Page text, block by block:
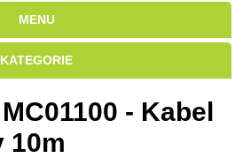
MENU
KATEGORIE
- Kabel
10m